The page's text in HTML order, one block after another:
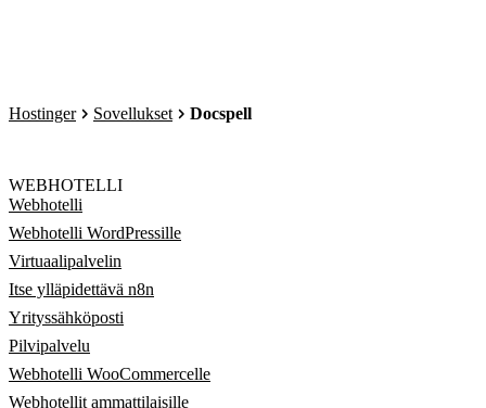
Hostinger Sovellukset Docspell
WEBHOTELLI
Webhotelli
Webhotelli WordPressille
Virtuaalipalvelin
Itse ylläpidettävä n8n
Yrityssähköposti
Pilvipalvelu
Webhotelli WooCommercelle
Webhotellit ammattilaisille